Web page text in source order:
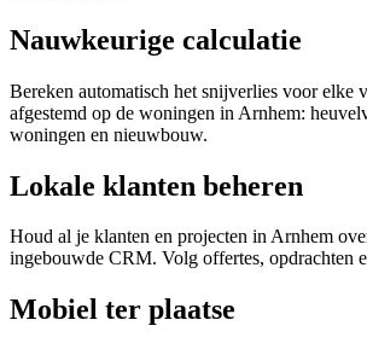
Nauwkeurige calculatie
Bereken automatisch het snijverlies voor elke
afgestemd op de woningen in Arnhem:
woningen en nieuwbouw.
Lokale klanten beheren
Houd al je klanten en projecten in Arnhem
ingebouwde CRM. Volg offertes, opdrachten
Mobiel ter plaatse